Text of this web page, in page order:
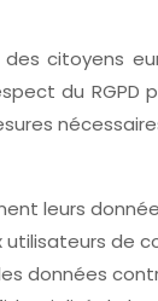
citoyens
du
leurs
de
données